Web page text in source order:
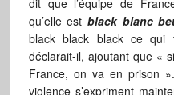
dit que l’équipe de
qu’elle estblack blanc
black black black ce qui
déclarait-il, ajoutant que «
France, on va en prison
violence s’expriment